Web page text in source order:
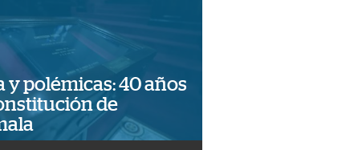
y polémicas: 40 años
de